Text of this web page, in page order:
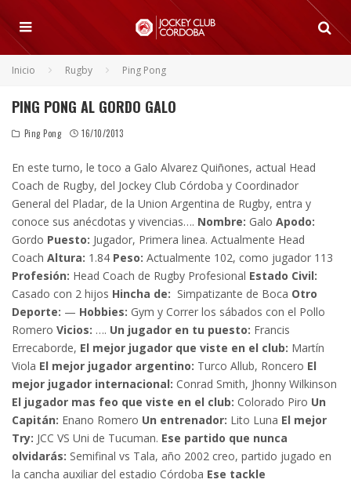
Inicio Rugby Ping Pong
PING PONG AL GORDO GALO
Ping Pong 16/10/2013
En este turno, le toco a Galo Alvarez Quiñones, actual Head
Coach de Rugby, del Jockey Club Córdoba y Coordinador
General del Pladar, de la Union Argentina de Rugby, entra y
conoce sus anécdotas y vivencias…. Nombre: Galo Apodo:
Gordo Puesto: Jugador, Primera linea. Actualmente Head
Coach Altura: 1.84 Peso: Actualmente 102, como jugador 113
Profesión: Head Coach de Rugby Profesional Estado Civil:
Casado con 2 hijos Hincha de: Simpatizante de Boca Otro
Deporte: — Hobbies: Gym y Correr los sábados con el Pollo
Romero Vicios: …. Un jugador en tu puesto: Francis
Errecaborde, El mejor jugador que viste en el club: Martín
Viola El mejor jugador argentino: Turco Allub, Roncero El
mejor jugador internacional: Conrad Smith, Jhonny Wilkinson
El jugador mas feo que viste en el club: Colorado Piro Un
Capitán: Enano Romero Un entrenador: Lito Luna El mejor
Try: JCC VS Uni de Tucuman. Ese partido que nunca
olvidarás: Semifinal vs Tala, año 2002 creo, partido jugado en
la cancha auxiliar del estadio Córdoba Ese tackle